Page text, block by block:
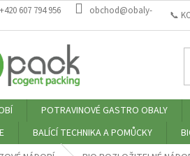
607 794 956
obchod@obaly-
📞
POTRAVINOVÉ GASTRO OBALY
BALÍCÍ TECHNIKA A POMŮCKY